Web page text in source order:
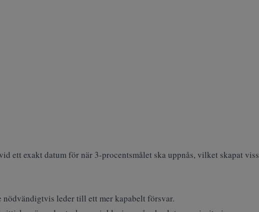
ett exakt datum för när 3-procentsmålet ska uppnås, vilket skapat viss
leder till ett mer kapabelt försvar.